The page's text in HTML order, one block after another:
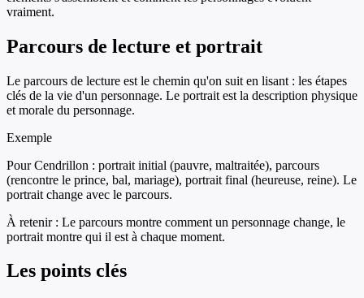
vraiment.
Parcours de lecture et portrait
Le parcours de lecture est le chemin qu'on suit en lisant : les étapes
clés de la vie d'un personnage. Le portrait est la description physique
et morale du personnage.
Exemple
Pour Cendrillon : portrait initial (pauvre, maltraitée), parcours
(rencontre le prince, bal, mariage), portrait final (heureuse, reine). Le
portrait change avec le parcours.
À retenir : Le parcours montre comment un personnage change, le
portrait montre qui il est à chaque moment.
Les points clés